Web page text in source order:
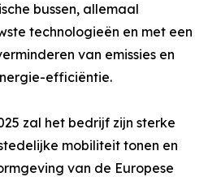
bussen, allemaal
technologieën en met een
van emissies en
efficiëntie.
zal het bedrijf zijn sterke
mobiliteit tonen en
van de Europese